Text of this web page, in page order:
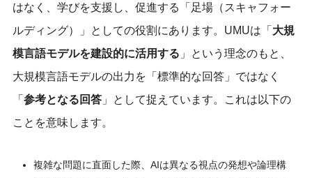
はなく、学びを支援し、促進する「足場（スキャフォー
ルディング）」としての役割にあります。UMUは「 大規
模言語モデルを建設的に活用する 」という理念のもと、
大規模言語モデルの出力を「標準的な回答」ではなく
「 参考となる回答」として捉えています。これは以下の
ことを意味します。
複雑な問題に直面した際、AIは異なる視点の発想や論理構